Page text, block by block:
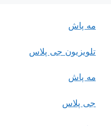
مه پاش
تلویزیون جی پلاس
مه پاش
جی پلاس